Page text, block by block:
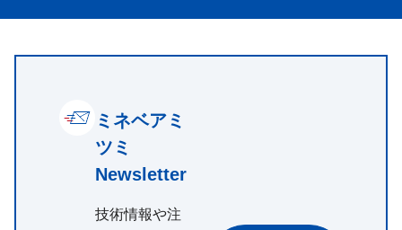
ミネベアミ
ツミ
Newsletter
技術情報や注